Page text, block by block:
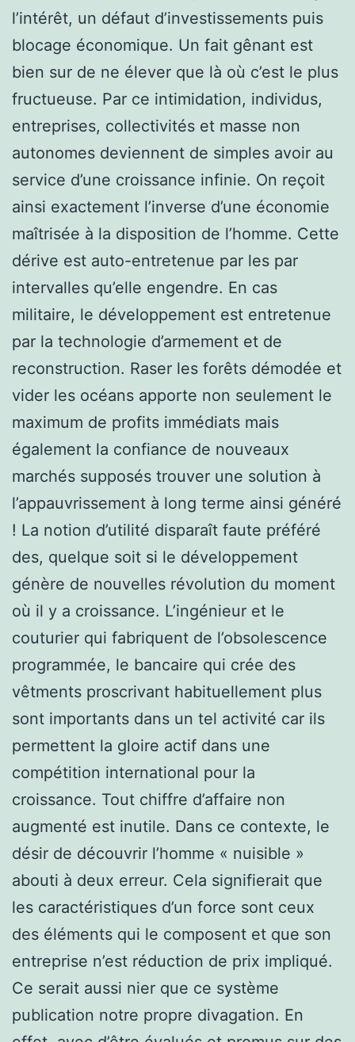
l’intérêt, un défaut d’investissements puis
blocage économique. Un fait gênant est
bien sur de ne élever que là où c’est le plus
fructueuse. Par ce intimidation, individus,
entreprises, collectivités et masse non
autonomes deviennent de simples avoir au
service d’une croissance infinie. On reçoit
ainsi exactement l’inverse d’une économie
maîtrisée à la disposition de l’homme. Cette
dérive est auto-entretenue par les par
intervalles qu’elle engendre. En cas
militaire, le développement est entretenue
par la technologie d’armement et de
reconstruction. Raser les forêts démodée et
vider les océans apporte non seulement le
maximum de profits immédiats mais
également la confiance de nouveaux
marchés supposés trouver une solution à
l’appauvrissement à long terme ainsi généré
! La notion d’utilité disparaît faute préféré
des, quelque soit si le développement
génère de nouvelles révolution du moment
où il y a croissance. L’ingénieur et le
couturier qui fabriquent de l’obsolescence
programmée, le bancaire qui crée des
vêtments proscrivant habituellement plus
sont importants dans un tel activité car ils
permettent la gloire actif dans une
compétition international pour la
croissance. Tout chiffre d’affaire non
augmenté est inutile. Dans ce contexte, le
désir de découvrir l’homme « nuisible »
abouti à deux erreur. Cela signifierait que
les caractéristiques d’un force sont ceux
des éléments qui le composent et que son
entreprise n’est réduction de prix impliqué.
Ce serait aussi nier que ce système
publication notre propre divagation. En